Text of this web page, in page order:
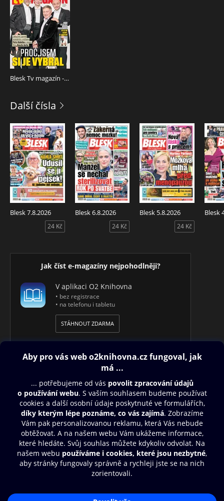
Blesk Tv magazín - 18.07.2025
Další čísla
Blesk 7.8.2026
24 Kč
Blesk 6.8.2026
24 Kč
Blesk 5.8.2026
24 Kč
Blesk
Jak číst e-magazíny nejpohodlněji?
V aplikaci O2 Knihovna
• bez registrace
• na telefonu i tabletu
STÁHNOUT ZDARMA
Obsah ke stažení
Moje O2 Knihovna
Další zábava
© O2 Czech Republic a.s.